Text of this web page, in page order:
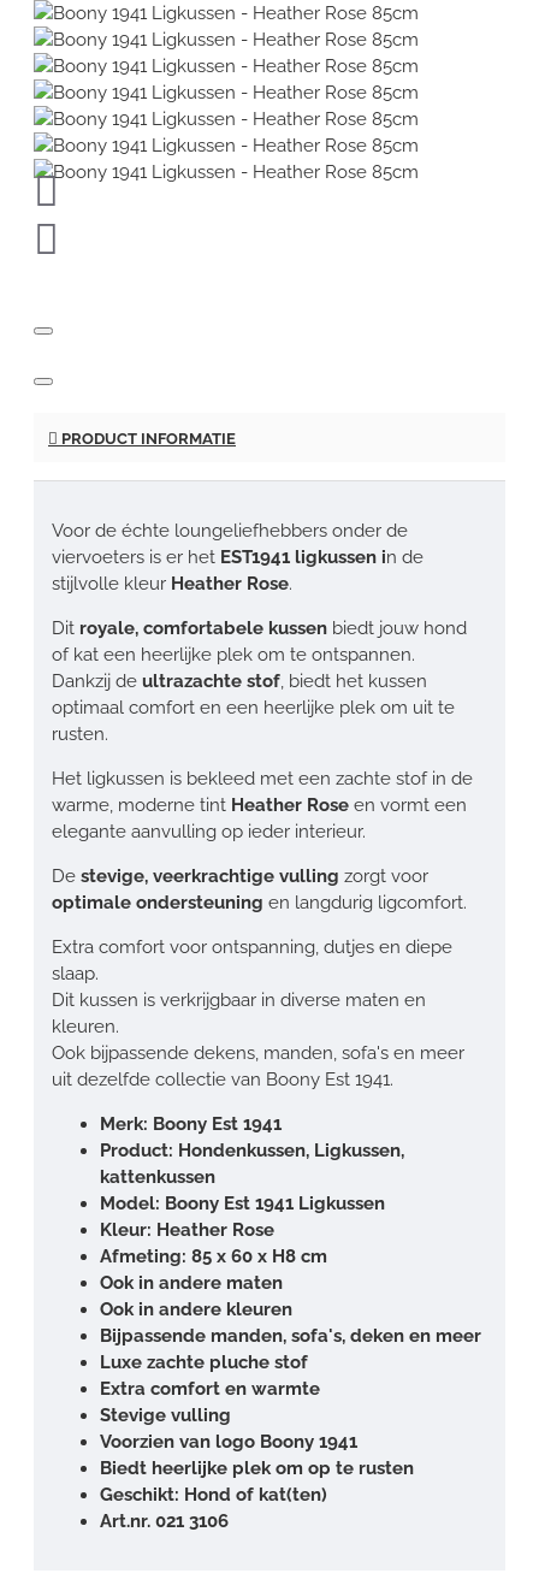
PRODUCT INFORMATIE
Voor de échte loungeliefhebbers onder de
viervoeters is er het EST1941 ligkussen in de
stijlvolle kleur Heather Rose.
Dit royale, comfortabele kussen biedt jouw hond
of kat een heerlijke plek om te ontspannen.
Dankzij de ultrazachte stof, biedt het kussen
optimaal comfort en een heerlijke plek om uit te
rusten.
Het ligkussen is bekleed met een zachte stof in de
warme, moderne tint Heather Rose en vormt een
elegante aanvulling op ieder interieur.
De stevige, veerkrachtige vulling zorgt voor
optimale ondersteuning en langdurig ligcomfort.
Extra comfort voor ontspanning, dutjes en diepe
slaap.
Dit kussen is verkrijgbaar in diverse maten en
kleuren.
Ook bijpassende dekens, manden, sofa's en meer
uit dezelfde collectie van Boony Est 1941.
Merk: Boony Est 1941
Product: Hondenkussen, Ligkussen,
kattenkussen
Model: Boony Est 1941 Ligkussen
Kleur: Heather Rose
Afmeting: 85 x 60 x H8 cm
Ook in andere maten
Ook in andere kleuren
Bijpassende manden, sofa's, deken en meer
Luxe zachte pluche stof
Extra comfort en warmte
Stevige vulling
Voorzien van logo Boony 1941
Biedt heerlijke plek om op te rusten
Geschikt: Hond of kat(ten)
Art.nr. 021 3106